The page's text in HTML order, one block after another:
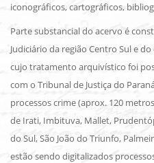
iconográficos, cartográficos,
Parte substancial do acervo é
Judiciário da região Centro Sul e
cujo tratamento arquivístico foi
com o Tribunal de Justiça do
processos crime (aprox. 120
de Irati, Imbituva, Mallet,
do Sul, São João do Triunfo,
estão sendo digitalizados